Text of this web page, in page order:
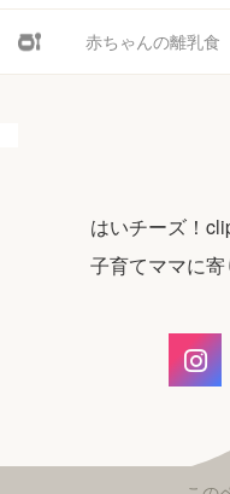
赤ちゃんの離乳食
はいチーズ！
子育てママに